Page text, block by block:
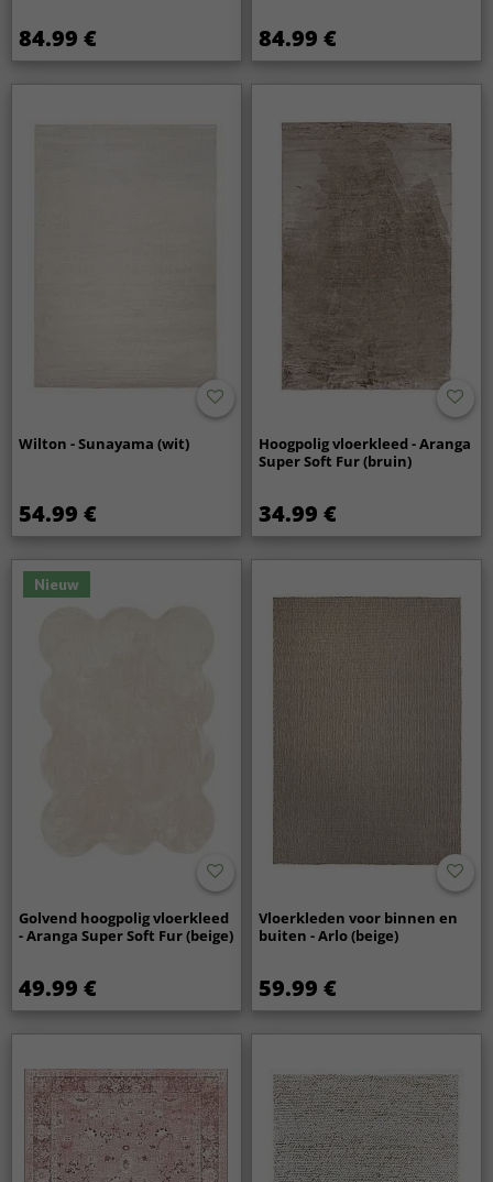
84.99 € 84.99 €
Wilton - Sunayama (wit)
54.99 €
Hoogpolig vloerkleed - Aranga
Super Soft Fur (bruin)
34.99 €
Nieuw
Golvend hoogpolig vloerkleed
- Aranga Super Soft Fur (beige)
49.99 €
Vloerkleden voor binnen en
buiten - Arlo (beige)
59.99 €